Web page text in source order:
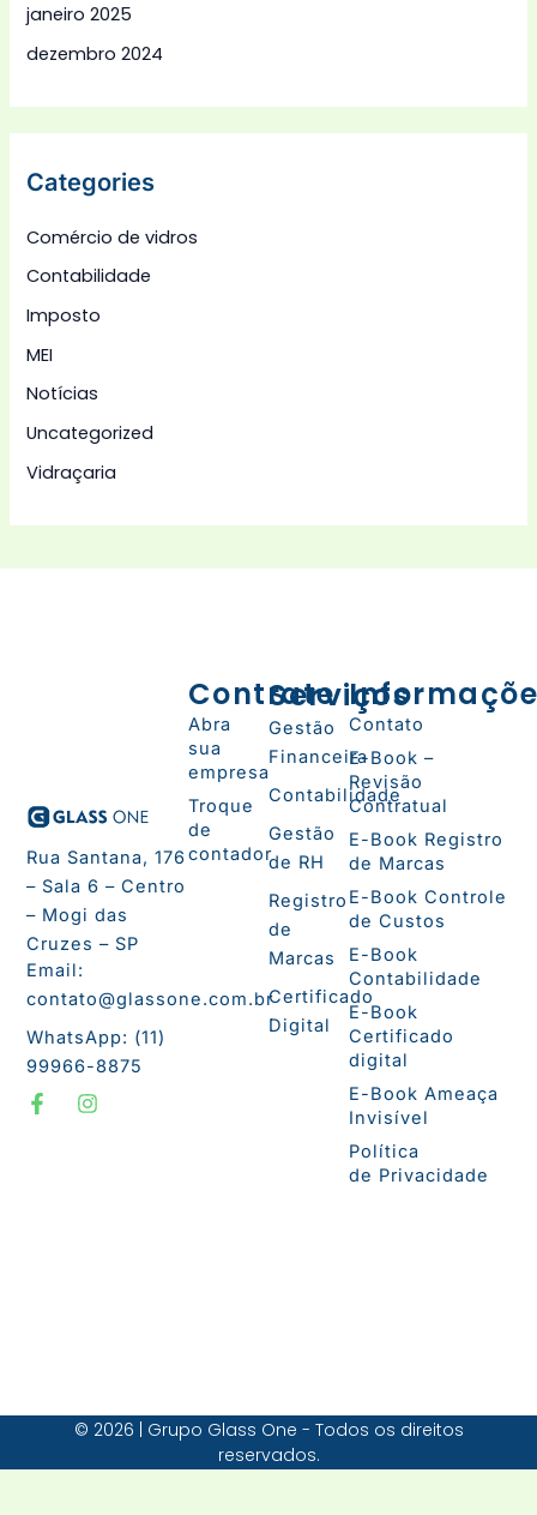
janeiro 2025
dezembro 2024
Categories
Comércio de vidros
Contabilidade
Imposto
MEI
Notícias
Uncategorized
Vidraçaria
Rua Santana, 176
– Sala 6 – Centro
– Mogi das
Cruzes – SP
Email:
contato@glassone.com.br
WhatsApp: (11)
99966-8875
F
a
I
n
Serviços
Gestão
Financeira
Contabilidade
Gestão
de RH
Registro
de
Marcas
Certificado
Digital
Contrate
Abra
sua
empresa
Troque
de
contador
Contato
E-Book –
Revisão
Contratual
E-Book Registro
de Marcas
E-Book Controle
de Custos
E-Book
Contabilidade
E-Book
Certificado
digital
E-Book Ameaça
Invisível
Política
de Privacidade
© 2026 | Grupo Glass One - Todos os direitos
reservados.